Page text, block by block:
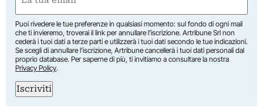
(Required)
Puoi rivedere le tue preferenze in qualsiasi momento: sul fondo di ogni mail
che ti invieremo, troverai il link per annullare l’iscrizione. Artribune Srl non
cederà i tuoi dati a terze parti e utilizzerà i tuoi dati secondo le tue indicazioni.
Se scegli di annullare l’iscrizione, Artribune cancellerà i tuoi dati personali dal
proprio database. Per saperne di più, ti invitiamo a consultare la nostra
Privacy Policy.
Iscriviti